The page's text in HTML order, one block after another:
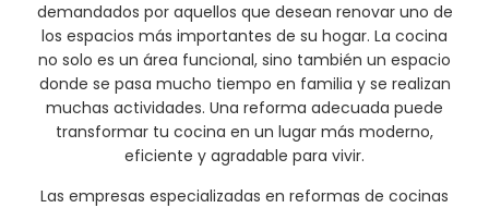
demandados por aquellos que desean renovar uno de
los espacios más importantes de su hogar. La cocina
no solo es un área funcional, sino también un espacio
donde se pasa mucho tiempo en familia y se realizan
muchas actividades. Una reforma adecuada puede
transformar tu cocina en un lugar más moderno,
eficiente y agradable para vivir.
Las empresas especializadas en reformas de cocinas